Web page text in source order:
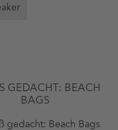
GEDACHT: BEACH B
AGS